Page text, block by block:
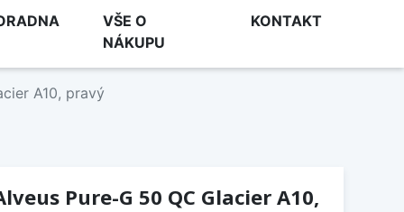
VŠE O
NÁKUPU
KONTAKT
A10, pravý
Pure-G 50 QC Glacier A10,